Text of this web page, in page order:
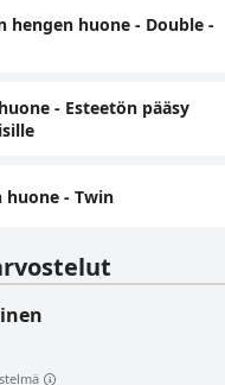
hengen huone - Double -
‑ Esteetön pääsy
huone - Twin